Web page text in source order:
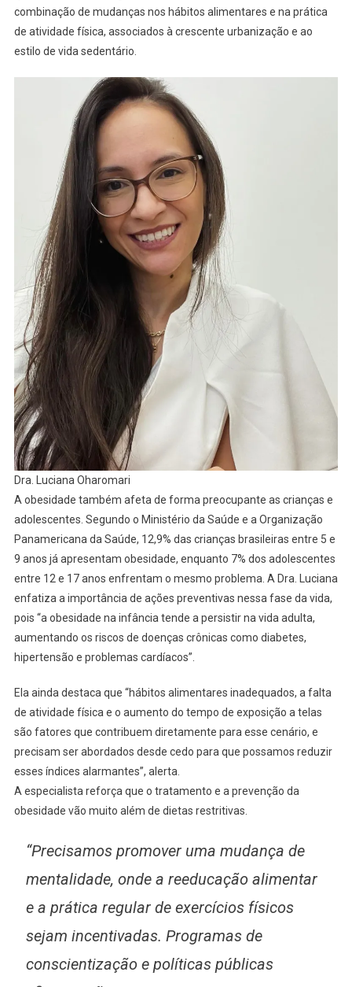
combinação de mudanças nos hábitos alimentares e na prática
de atividade física, associados à crescente urbanização e ao
estilo de vida sedentário.
Dra. Luciana Oharomari
A obesidade também afeta de forma preocupante as crianças e
adolescentes. Segundo o Ministério da Saúde e a Organização
Panamericana da Saúde, 12,9% das crianças brasileiras entre 5 e
9 anos já apresentam obesidade, enquanto 7% dos adolescentes
entre 12 e 17 anos enfrentam o mesmo problema. A Dra. Luciana
enfatiza a importância de ações preventivas nessa fase da vida,
pois “a obesidade na infância tende a persistir na vida adulta,
aumentando os riscos de doenças crônicas como diabetes,
hipertensão e problemas cardíacos”.
Ela ainda destaca que “hábitos alimentares inadequados, a falta
de atividade física e o aumento do tempo de exposição a telas
são fatores que contribuem diretamente para esse cenário, e
precisam ser abordados desde cedo para que possamos reduzir
esses índices alarmantes”, alerta.
A especialista reforça que o tratamento e a prevenção da
obesidade vão muito além de dietas restritivas.
“Precisamos promover uma mudança de
mentalidade, onde a reeducação alimentar
e a prática regular de exercícios físicos
sejam incentivadas. Programas de
conscientização e políticas públicas